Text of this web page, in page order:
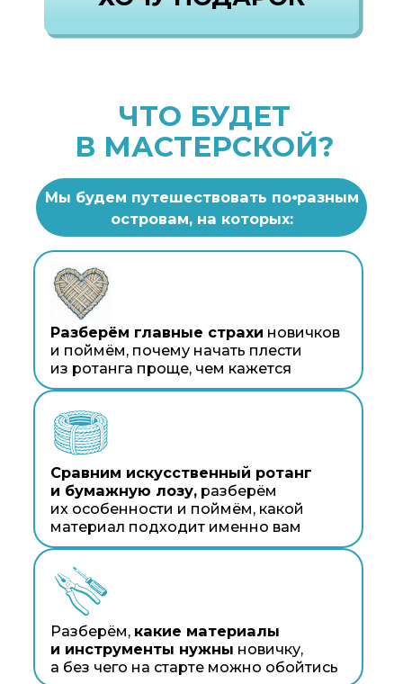
Разберём главные страхиновичков
и поймём, почему начать плести
из ротанга проще, чем кажется
Сравним искусственный ротанг
и бумажную лозу,разберём
материал подходит именно вам
Разберём,
и инструменты нужны
а без чего на старте можно обойтись
Покажем реальные работы учениц,
вдохновимся их историями и увидим,
каких результатов можно достичь
с нуля
ИДУ В МАСТЕРСКУЮ